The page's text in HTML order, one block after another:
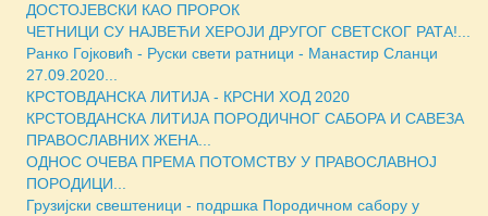
ДОСТОЈЕВСКИ КАО ПРОРОК
ЧЕТНИЦИ СУ НАЈВЕЋИ ХЕРОЈИ ДРУГОГ СВЕТСКОГ РАТА!...
Ранко Гојковић - Руски свети ратници - Манастир Сланци
27.09.2020...
КРСТОВДАНСКА ЛИТИЈА - КРСНИ ХОД 2020
КРСТОВДАНСКА ЛИТИЈА ПОРОДИЧНОГ САБОРА И САВЕЗА
ПРАВОСЛАВНИХ ЖЕНА...
ОДНОС ОЧЕВА ПРЕМА ПОТОМСТВУ У ПРАВОСЛАВНОЈ
ПОРОДИЦИ...
Грузијски свештеници - подршка Породичном сабору у